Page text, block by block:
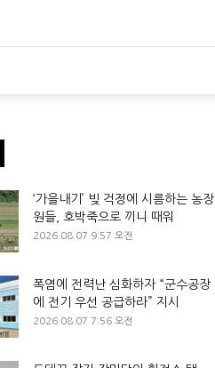
‘가을내기’ 빚 걱정에 시름하는 농장
원들, 호박죽으로 끼니 때워
2026.08.07 9:57 오전
폭염에 전력난 심화하자 “군수공장
에 전기 우선 공급하라” 지시
2026.08.07 7:56 오전